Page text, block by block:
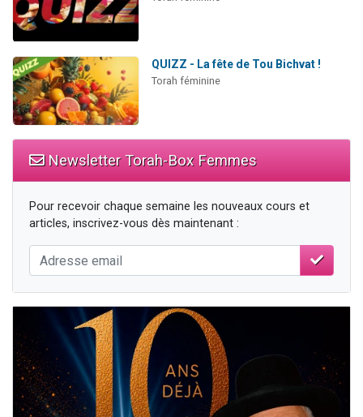
QUIZZ - La fête de Tou Bichvat !
Torah féminine
Newsletter Torah-Box Femmes
Pour recevoir chaque semaine les nouveaux cours et
articles, inscrivez-vous dès maintenant :